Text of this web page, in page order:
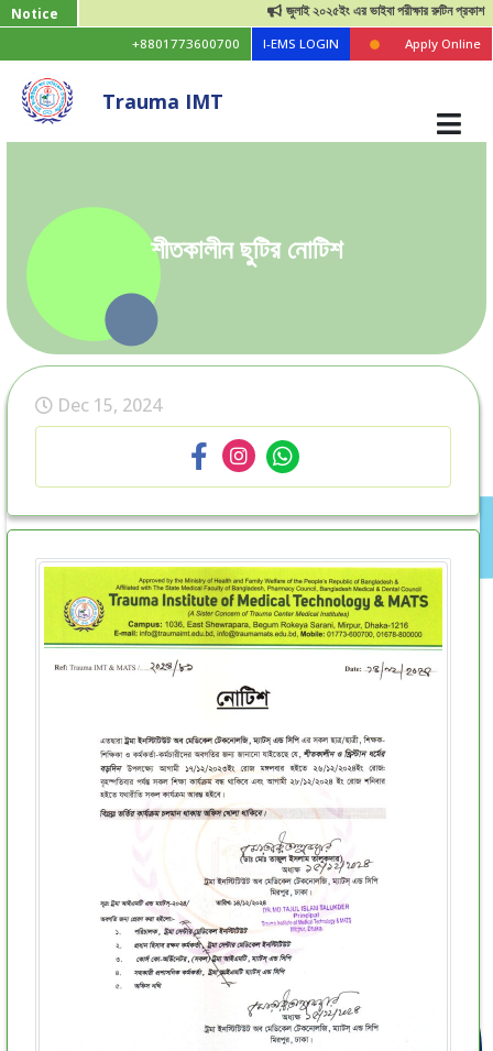
Notice জুলাই ২০২৫ইং এর ভাইবা পরীক্ষার রুটিন প্রকাশ
+8801773600700 I-EMS LOGIN Apply Online
Trauma IMT
শীতকালীন ছুটির নোটিশ
Dec 15, 2024